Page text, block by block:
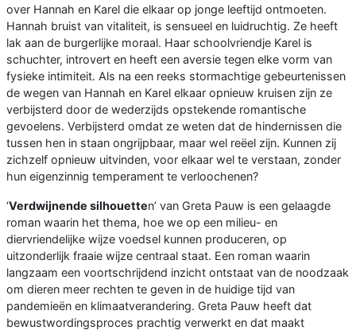
over Hannah en Karel die elkaar op jonge leeftijd ontmoeten.
Hannah bruist van vitaliteit, is sensueel en luidruchtig. Ze heeft
lak aan de burgerlijke moraal. Haar schoolvriendje Karel is
schuchter, introvert en heeft een aversie tegen elke vorm van
fysieke intimiteit. Als na een reeks stormachtige gebeurtenissen
de wegen van Hannah en Karel elkaar opnieuw kruisen zijn ze
verbijsterd door de wederzijds opstekende romantische
gevoelens. Verbijsterd omdat ze weten dat de hindernissen die
tussen hen in staan ongrijpbaar, maar wel reëel zijn. Kunnen zij
zichzelf opnieuw uitvinden, voor elkaar wel te verstaan, zonder
hun eigenzinnig temperament te verloochenen?
‘Verdwijnende silhouetten’ van Greta Pauw is een gelaagde
roman waarin het thema, hoe we op een milieu- en
diervriendelijke wijze voedsel kunnen produceren, op
uitzonderlijk fraaie wijze centraal staat. Een roman waarin
langzaam een voortschrijdend inzicht ontstaat van de noodzaak
om dieren meer rechten te geven in de huidige tijd van
pandemieën en klimaatverandering. Greta Pauw heeft dat
bewustwordingsproces prachtig verwerkt en dat maakt